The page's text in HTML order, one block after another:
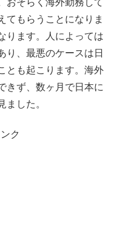
てもらうことになりま
ります。人によっては
り、最悪のケースは日
とも起こります。海外
きず、数ヶ月で日本に
ました。
ク